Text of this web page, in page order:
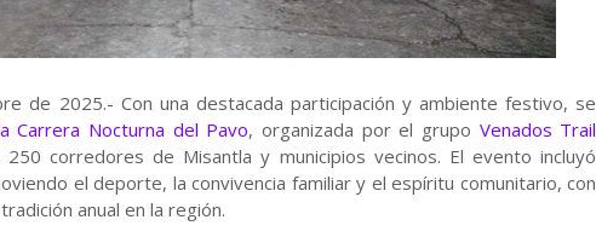
de 2025.- Con una destacada participación y ambiente festivo, se
Carrera Nocturna del Pavo, organizada por el grupo Venados Trail
corredores de Misantla y municipios vecinos. El evento incluyó
el deporte, la convivencia familiar y el espíritu comunitario, con
anual en la región.